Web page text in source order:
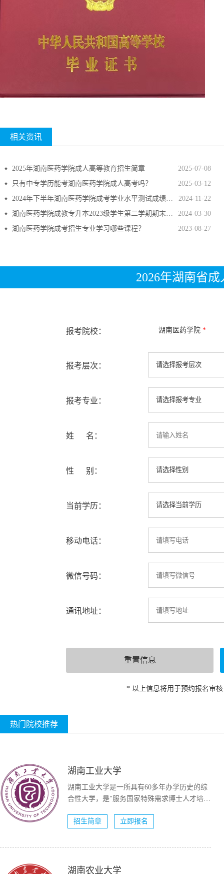
相关资讯
2025-07-08
2025年湖南医药学院成人高等教育招生简章
2025-03-12
只有中专学历能考湖南医药学院成人高考吗？
2024-11-22
2024年下半年湖南医药学院成考学业水平测试成绩已公布！
2024-03-30
湖南医药学院成教专升本2023级学生第二学期期末考试补考通知！
2023-08-27
湖南医药学院成考招生专业学习哪些课程？
2026年湖南省
报考院校： 湖南医药学院 *
报考层次：
报考专业：
姓 名：
性 别：
当前学历：
移动电话：
微信号码：
通讯地址：
* 以上信息将用于预约报名审
热门院校推荐
湖南工业大学
湖南工业大学是一所具有60多年办学历史的综
合性大学，是"服务国家特殊需求博士人才培养
招生简章
立即报名
湖南农业大学